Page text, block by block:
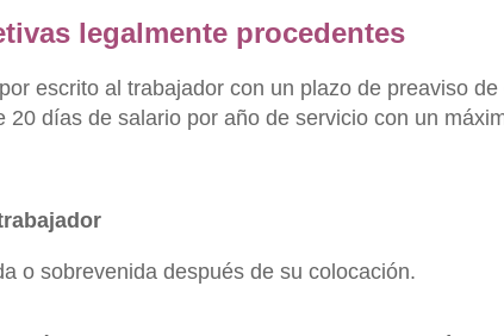
legalmente procedentes
escrito al trabajador con un plazo de preaviso
20 días de salario por año de servicio con un
o sobrevenida después de su colocación.